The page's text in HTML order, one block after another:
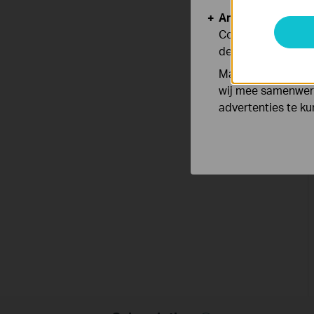
Analyse en
Cookies voor
de functionaliteit
Marketing
wij mee
advertenties te